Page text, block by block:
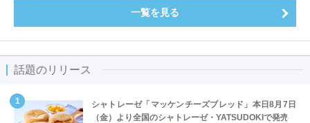
一覧を見る
話題のリリース
シャトレーゼ「マッケンチーズブレッド」本日8月7日
（金）より全国のシャトレーゼ・YATSUDOKIで発売